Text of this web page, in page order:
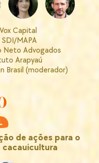
Capital
MAPA
Neto Advogados
Arapyaú
Brasil (moderador)
de ações para o
cacauicultura